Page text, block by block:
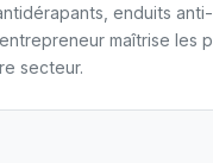
enduits
maîtrise les
secteur.